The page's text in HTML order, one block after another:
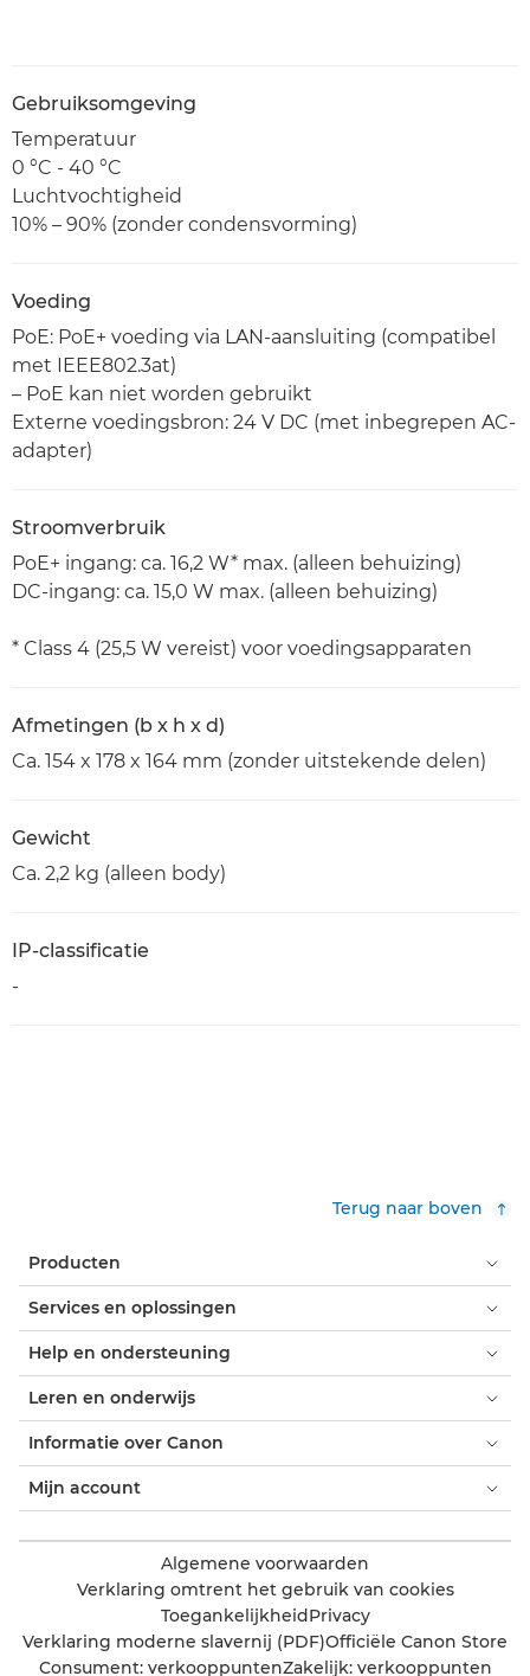
Gebruiksomgeving
Temperatuur
0 °C - 40 °C
Luchtvochtigheid
10% – 90% (zonder condensvorming)
Voeding
PoE: PoE+ voeding via LAN-aansluiting (compatibel
met IEEE802.3at)
– PoE kan niet worden gebruikt
Externe voedingsbron: 24 V DC (met inbegrepen AC-
adapter)
Stroomverbruik
PoE+ ingang: ca. 16,2 W* max. (alleen behuizing)
DC-ingang: ca. 15,0 W max. (alleen behuizing)
* Class 4 (25,5 W vereist) voor voedingsapparaten
Afmetingen (b x h x d)
Ca. 154 x 178 x 164 mm (zonder uitstekende delen)
Gewicht
Ca. 2,2 kg (alleen body)
IP-classificatie
-
Terug naar boven
Producten
Services en oplossingen
Help en ondersteuning
Leren en onderwijs
Informatie over Canon
Mijn account
Algemene voorwaarden
Verklaring omtrent het gebruik van cookies
Toegankelijkheid Privacy
Verklaring moderne slavernij (PDF)Officiële Canon Store
Consument: verkooppuntenZakelijk: verkooppunten